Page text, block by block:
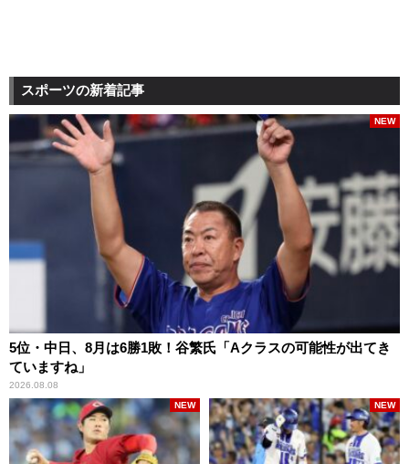
スポーツの新着記事
5位・中日、8月は6勝1敗！谷繁氏「Aクラスの可能性が出てき
ていますね」
2026.08.08
NEW
NEW NEW